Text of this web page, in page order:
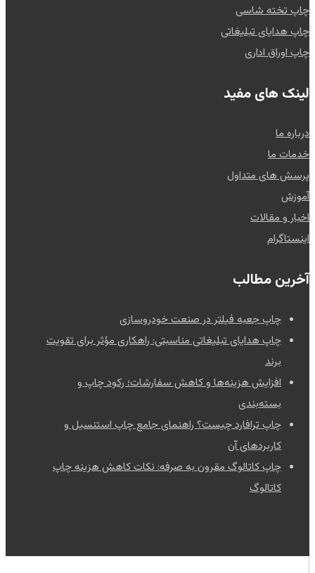
چاپ تخته شاسی
چاپ هدایای تبلیغاتی
چاپ اوراق اداری
لینک های مفید
درباره ما
خدمات ما
پرسش های متداول
آموزش
اخبار و مقالات
اینستاگرام
آخرین مطالب
چاپ جعبه فیلتر در صنعت خودروسازی
چاپ هدایای تبلیغاتی مناسبتی: راهکاری مؤثر برای تقویت
برند
افزایش هزینه‌ها و کاهش سفارشات؛ رکود چاپ و
بسته‌بندی
چاپ ترافارد چیست؟ راهنمای جامع چاپ استنسیل و
کاربردهای آن
چاپ کاتالوگ مقرون به صرفه: نکات کاهش هزینه چاپ
کاتالوگ